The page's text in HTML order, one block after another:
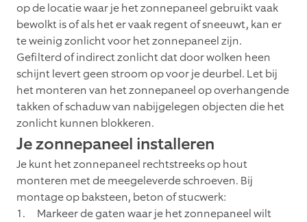
op de locatie waar je het zonnepaneel gebruikt vaak
bewolkt is of als het er vaak regent of sneeuwt, kan er
te weinig zonlicht voor het zonnepaneel zijn.
Gefilterd of indirect zonlicht dat door wolken heen
schijnt levert geen stroom op voor je deurbel. Let bij
het monteren van het zonnepaneel op overhangende
takken of schaduw van nabijgelegen objecten die het
zonlicht kunnen blokkeren.
Je zonnepaneel installeren
Je kunt het zonnepaneel rechtstreeks op hout
monteren met de meegeleverde schroeven. Bij
montage op baksteen, beton of stucwerk:
Markeer de gaten waar je het zonnepaneel wilt